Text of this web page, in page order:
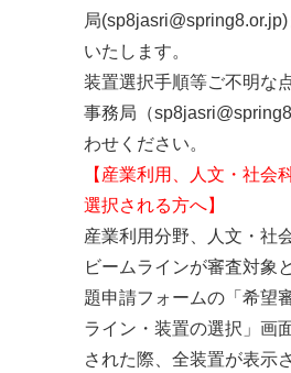
局
いたします。
装置選択手順等ご不明な
事務局（
わせください。
【産業利用、人文・社会
選択される方へ】
産業利用分野、人文・社
ビームラインが審査対象
題申請フォームの「希望
ライン・装置の選択」画
された際、全装置が表示